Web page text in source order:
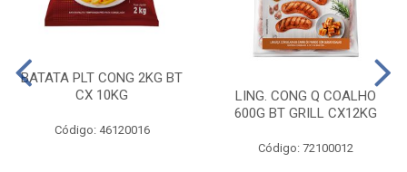
BATATA PLT CONG 2KG BT
CX 10KG
Código: 46120016
LING. CONG Q COALHO
600G BT GRILL CX12KG
Código: 72100012